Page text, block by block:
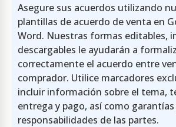
Asegure sus acuerdos utilizando
plantillas de acuerdo de venta en
Word. Nuestras formas editables,
descargables le ayudarán a
correctamente el acuerdo entre
comprador. Utilice marcadores
incluir información sobre el tema,
entrega y pago, así como garantías
responsabilidades de las partes.